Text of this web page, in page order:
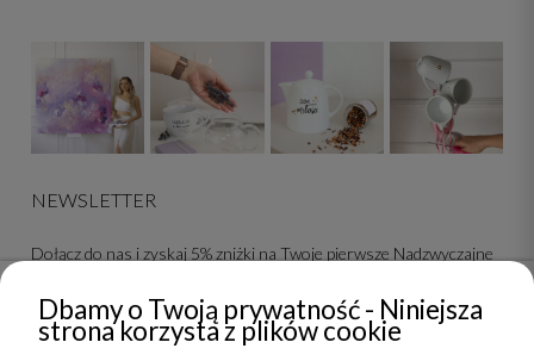
NEWSLETTER
Dołącz do nas i zyskaj 5% zniżki na Twoje pierwsze Nadzwyczajne
ZAPISZ SIĘ
Dbamy o Twoją prywatność - Niniejsza
strona korzysta z plików cookie